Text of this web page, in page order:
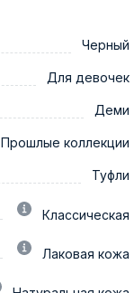
Черный
Для девочек
Деми
Прошлые коллекции
Туфли
Классическая
Лаковая кожа